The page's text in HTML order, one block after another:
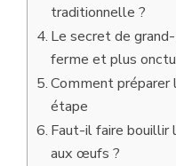
traditionnelle ?
Le secret de
ferme et plus
Comment
étape
Faut-il faire bouillir
aux œufs ?